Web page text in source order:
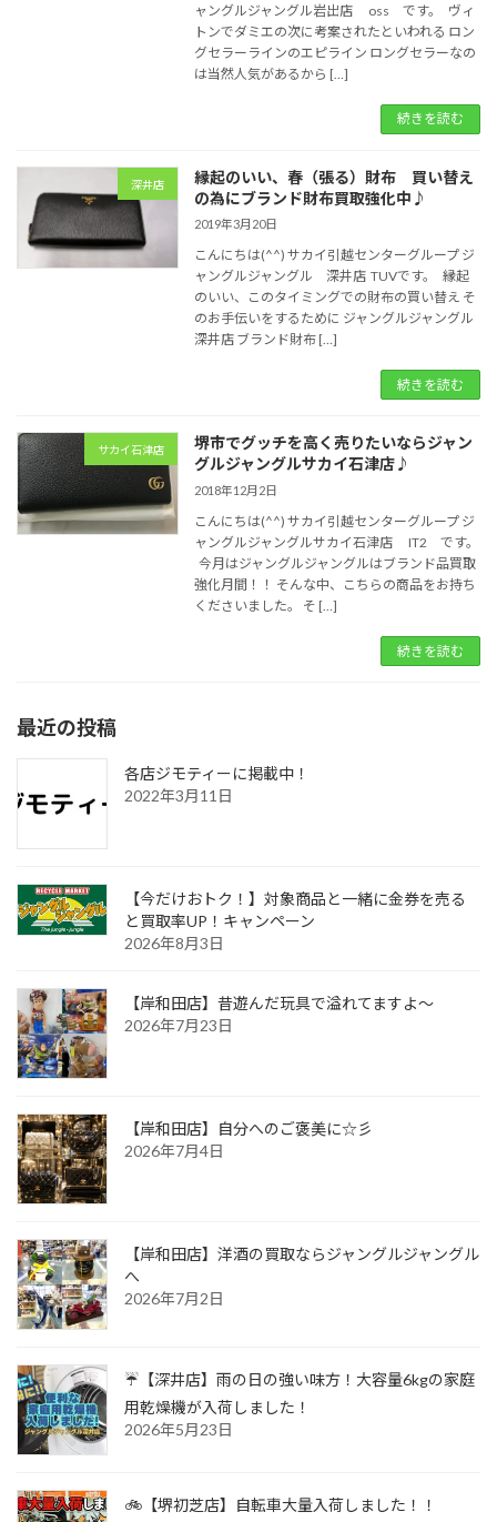
ャングルジャングル岩出店 oss です。 ヴィ
トンでダミエの次に考案されたといわれる ロン
グセラーラインのエピライン ロングセラーなの
は当然人気があるから […]
続きを読む
深井店
縁起のいい、春（張る）財布 買い替え
の為にブランド財布買取強化中♪
2019年3月20日
こんにちは(^^) サカイ引越センターグループ ジ
ャングルジャングル 深井店 TUVです。 縁起
のいい、このタイミングでの財布の買い替え そ
のお手伝いをするために ジャングルジャングル
深井店 ブランド財布 […]
続きを読む
サカイ石津店
堺市でグッチを高く売りたいならジャン
グルジャングルサカイ石津店♪
2018年12月2日
こんにちは(^^) サカイ引越センターグループ ジ
ャングルジャングルサカイ石津店 IT2 です。
今月はジャングルジャングルはブランド品買取
強化月間！！ そんな中、こちらの商品をお持ち
くださいました。 そ […]
続きを読む
最近の投稿
各店ジモティーに掲載中！
2022年3月11日
【今だけおトク！】対象商品と一緒に金券を売る
と買取率UP！キャンペーン
2026年8月3日
【岸和田店】昔遊んだ玩具で溢れてますよ～
2026年7月23日
【岸和田店】自分へのご褒美に☆彡
2026年7月4日
【岸和田店】洋酒の買取ならジャングルジャングル
へ
2026年7月2日
☔【深井店】雨の日の強い味方！大容量6kgの家庭
用乾燥機が入荷しました！
2026年5月23日
🚲【堺初芝店】自転車大量入荷しました！！